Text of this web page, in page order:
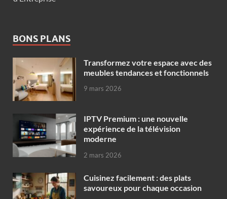
BONS PLANS
Transformez votre espace avec des
meubles tendances et fonctionnels
9 mars 2026
IPTV Premium : une nouvelle
expérience de la télévision
moderne
2 mars 2026
Cuisinez facilement : des plats
savoureux pour chaque occasion